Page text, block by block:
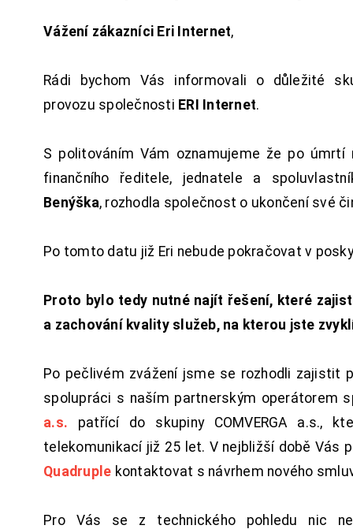
Vážení zákazníci Eri Internet,
Rádi bychom Vás informovali o důležité
provozu společnosti ERI Internet.
S politováním Vám oznamujeme že po úmrtí
finančního ředitele, jednatele a
Benýška, rozhodla společnost o ukončení své
Po tomto datu již Eri nebude pokračovat v
Proto bylo tedy nutné najít řešení, které
a zachování kvality služeb, na kterou jste
Po pečlivém zvážení jsme se rozhodli zajistit
spolupráci s naším partnerským operátorem
a.s. patřící do skupiny COMVERGA a.s.,
telekomunikací již 25 let. V nejbližší době Vás
Quadruple kontaktovat s návrhem nového
Pro Vás se z technického pohledu nic